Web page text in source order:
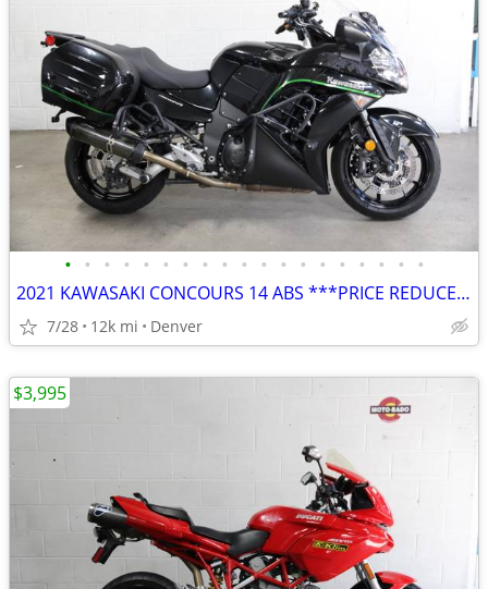
• • • • • • • • • • • • • • • • • • •
2021 KAWASAKI CONCOURS 14 ABS ***PRICE REDUCED***
7/28 12k mi Denver
$3,995